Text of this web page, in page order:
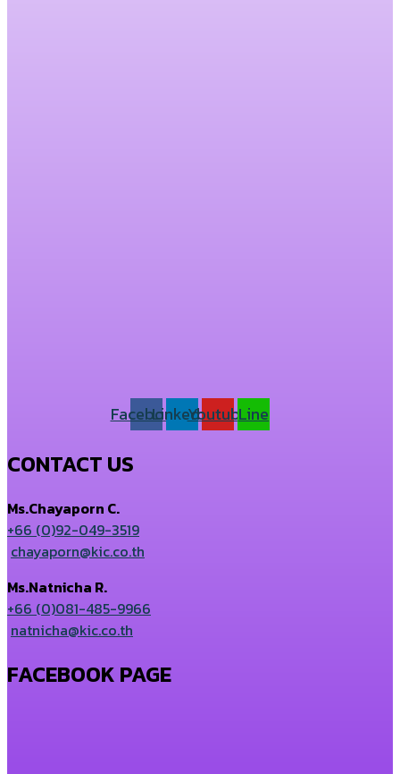
FacebookLinkedinYoutubeLine
CONTACT US
Ms.Chayaporn C.
+66 (0)92-049-3519
chayaporn@kic.co.th
Ms.Natnicha R.
+66 (0)081-485-9966
natnicha@kic.co.th
FACEBOOK PAGE